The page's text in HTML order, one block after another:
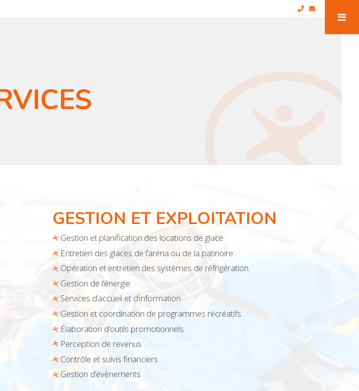
GESTION ET EXPLOITATION
Gestion et planification des locations de glace
Entretien des glaces de l’aréna ou de la patinoire
Opération et entretien des systèmes de réfrigération
Gestion de l’énergie
Services d’accueil et d’information
Gestion et coordination de programmes récréatifs
Élaboration d’outils promotionnels
Perception de revenus
Contrôle et suivis financiers
Gestion d’évènements